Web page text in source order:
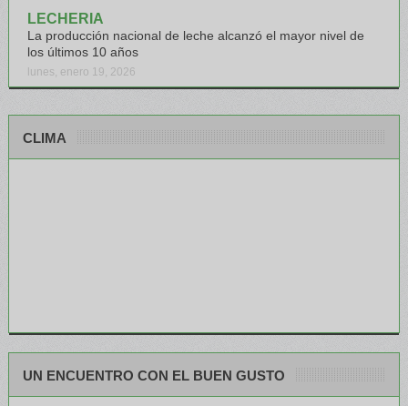
LECHERIA
La producción nacional de leche alcanzó el mayor nivel de
los últimos 10 años
lunes, enero 19, 2026
CLIMA
UN ENCUENTRO CON EL BUEN GUSTO